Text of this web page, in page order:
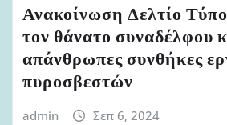
Ανακοίνωση Δελτίο
τον θάνατο συναδέλφου
απάνθρωπες συνθήκες
πυροσβεστών
admin Σεπ 6, 2024